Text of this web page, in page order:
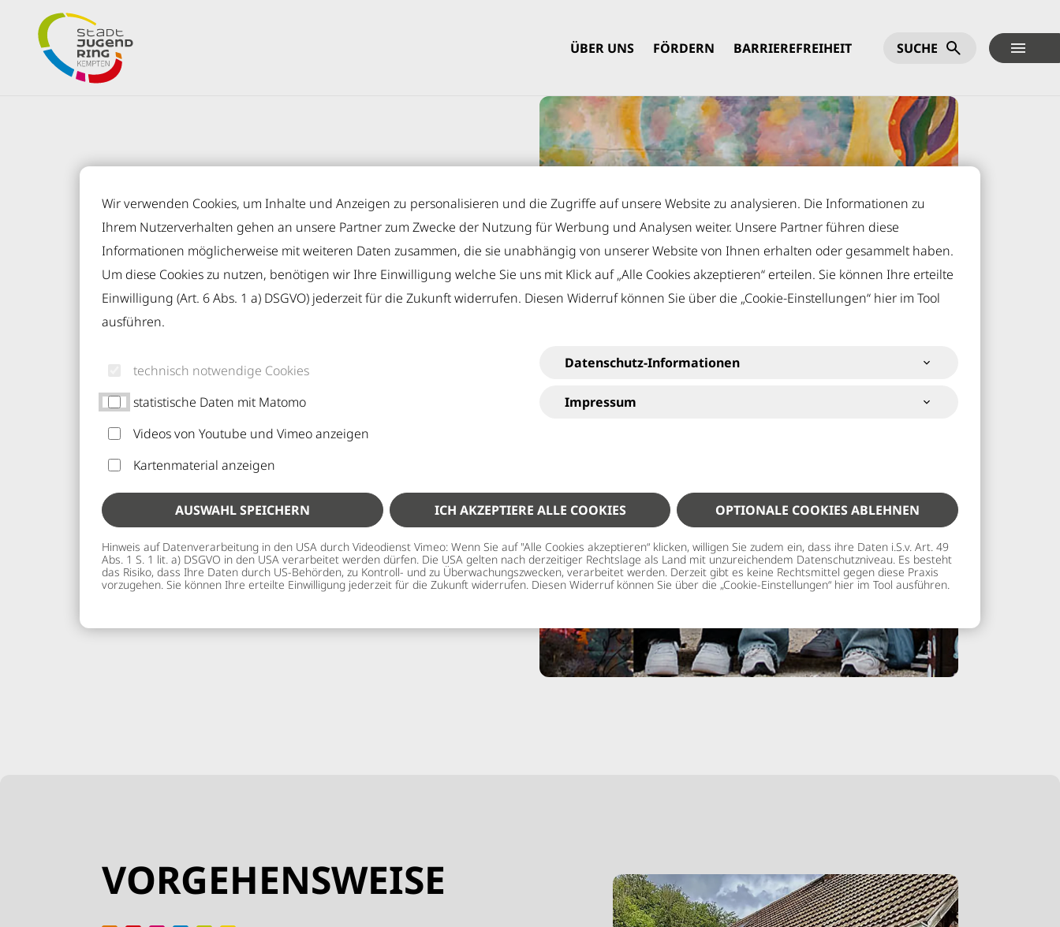
Inhalt der Seite anspringen
Informationen und Einstellungen zur Barrierefreiheit
ÜBER UNS FÖRDERN BARRIEREFREIHEIT SUCHE
SJR Kempten Über uns Spenden & Fördern
SPENDEN &
FÖRDERN
UNTERSTÜTZEN SIE UNS!
Der Stadtjugendring Kempten steht für eine vielfältige und nachhaltige
Jugendarbeit, die allein mit öffentlichen Mitteln nicht zu finanzieren ist.
VORGEHENSWEISE
Wir verwenden Cookies, um Inhalte und Anzeigen zu personalisieren und die Zugriffe auf unsere Website zu analysieren. Die Informationen zu
Ihrem Nutzerverhalten gehen an unsere Partner zum Zwecke der Nutzung für Werbung und Analysen weiter. Unsere Partner führen diese
Informationen möglicherweise mit weiteren Daten zusammen, die sie unabhängig von unserer Website von Ihnen erhalten oder gesammelt haben.
Um diese Cookies zu nutzen, benötigen wir Ihre Einwilligung welche Sie uns mit Klick auf „Alle Cookies akzeptieren“ erteilen. Sie können Ihre erteilte
Einwilligung (Art. 6 Abs. 1 a) DSGVO) jederzeit für die Zukunft widerrufen. Diesen Widerruf können Sie über die „Cookie-Einstellungen“ hier im Tool
ausführen.
technisch notwendige Cookies
statistische Daten mit Matomo
Videos von Youtube und Vimeo anzeigen
Kartenmaterial anzeigen
Datenschutz-Informationen
Impressum
AUSWAHL SPEICHERN ICH AKZEPTIERE ALLE COOKIES OPTIONALE COOKIES ABLEHNEN
Hinweis auf Datenverarbeitung in den USA durch Videodienst Vimeo: Wenn Sie auf "Alle Cookies akzeptieren“ klicken, willigen Sie zudem ein, dass ihre Daten i.S.v. Art. 49
Abs. 1 S. 1 lit. a) DSGVO in den USA verarbeitet werden dürfen. Die USA gelten nach derzeitiger Rechtslage als Land mit unzureichendem Datenschutzniveau. Es besteht
das Risiko, dass Ihre Daten durch US-Behörden, zu Kontroll- und zu Überwachungszwecken, verarbeitet werden. Derzeit gibt es keine Rechtsmittel gegen diese Praxis
vorzugehen. Sie können Ihre erteilte Einwilligung jederzeit für die Zukunft widerrufen. Diesen Widerruf können Sie über die „Cookie-Einstellungen“ hier im Tool ausführen.